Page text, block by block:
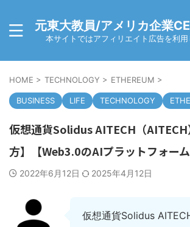
元東大教員/アメリカ企業
本サイトではアフィリエイト広告を利
HOME > TECHNOLOGY > ETHEREUM >
BUSINESS LIFE TECHNOLOGY
仮想通貨Solidus AITECH（
方】【Web3.0のAIプラットフォーム
2022年6月12日 2025年4月12日
仮想通貨Solidus